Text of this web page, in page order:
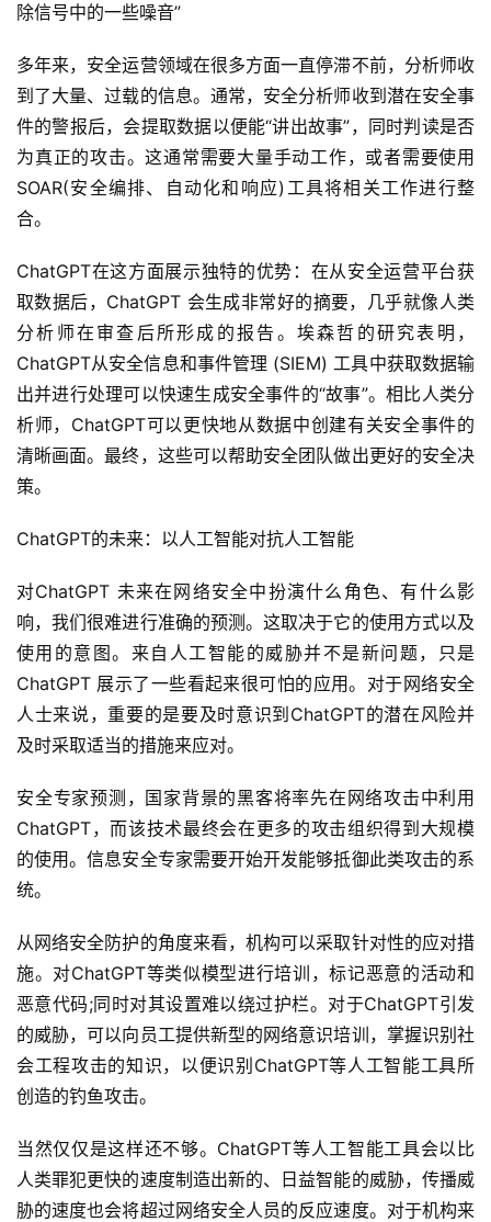
除信号中的一些噪音”
多年来，安全运营领域在很多方面一直停滞不前，分析师收
到了大量、过载的信息。通常，安全分析师收到潜在安全事
件的警报后，会提取数据以便能“讲出故事”，同时判读是否
为真正的攻击。这通常需要大量手动工作，或者需要使用
SOAR(安全编排、自动化和响应)工具将相关工作进行整
合。
ChatGPT在这方面展示独特的优势：在从安全运营平台获
取数据后，ChatGPT 会生成非常好的摘要，几乎就像人类
分析师在审查后所形成的报告。埃森哲的研究表明，
ChatGPT从安全信息和事件管理 (SIEM) 工具中获取数据输
出并进行处理可以快速生成安全事件的“故事”。相比人类分
析师，ChatGPT可以更快地从数据中创建有关安全事件的
清晰画面。最终，这些可以帮助安全团队做出更好的安全决
策。
ChatGPT的未来：以人工智能对抗人工智能
对ChatGPT 未来在网络安全中扮演什么角色、有什么影
响，我们很难进行准确的预测。这取决于它的使用方式以及
使用的意图。来自人工智能的威胁并不是新问题，只是
ChatGPT 展示了一些看起来很可怕的应用。对于网络安全
人士来说，重要的是要及时意识到ChatGPT的潜在风险并
及时采取适当的措施来应对。
安全专家预测，国家背景的黑客将率先在网络攻击中利用
ChatGPT，而该技术最终会在更多的攻击组织得到大规模
的使用。信息安全专家需要开始开发能够抵御此类攻击的系
统。
从网络安全防护的角度来看，机构可以采取针对性的应对措
施。对ChatGPT等类似模型进行培训，标记恶意的活动和
恶意代码;同时对其设置难以绕过护栏。对于ChatGPT引发
的威胁，可以向员工提供新型的网络意识培训，掌握识别社
会工程攻击的知识，以便识别ChatGPT等人工智能工具所
创造的钓鱼攻击。
当然仅仅是这样还不够。ChatGPT等人工智能工具会以比
人类罪犯更快的速度制造出新的、日益智能的威胁，传播威
胁的速度也会将超过网络安全人员的反应速度。对于机构来